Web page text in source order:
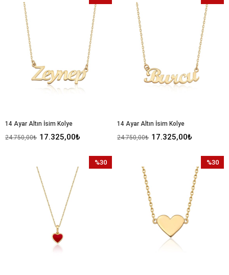
14 Ayar Altın İsim Kolye
17.325,00₺
24.750,00₺
İndirim
%30İndirim
14 Ayar Altın İsim Kolye
17.325,00₺
24.750,00₺
İndirim
%30
%30